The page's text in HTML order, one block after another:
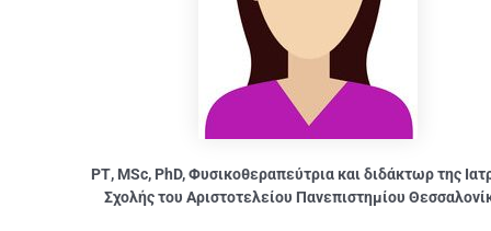
ΡΤ, MSc, PhD, Φυσικοθεραπεύτρια και διδάκτωρ της
Σχολής του Αριστοτελείου Πανεπιστημίου